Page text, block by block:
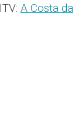
A Costa da